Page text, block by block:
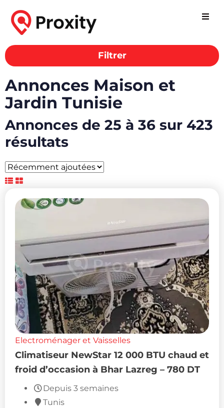
Filtrer
Annonces Maison et
Jardin Tunisie
Annonces de 25 à 36 sur 423
résultats
Electroménager et Vaisselles
Climatiseur NewStar 12 000 BTU chaud et
froid d’occasion à Bhar Lazreg – 780 DT
Depuis 3 semaines
Tunis